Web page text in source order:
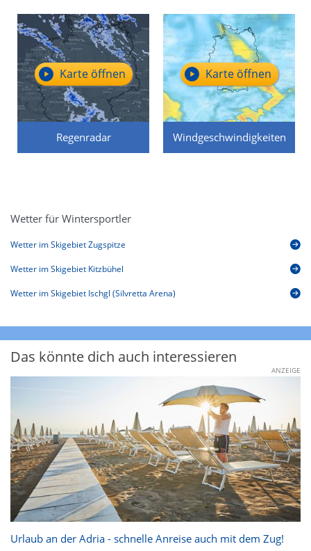
Regenradar
Karte öffnen
Windgeschwindigkeiten
Karte öffnen
Wetter für Wintersportler
Wetter im Skigebiet Zugspitze
Wetter im Skigebiet Kitzbühel
Wetter im Skigebiet Ischgl (Silvretta Arena)
Das könnte dich auch interessieren
ANZEIGE
Urlaub an der Adria - schnelle Anreise auch mit dem Zug!